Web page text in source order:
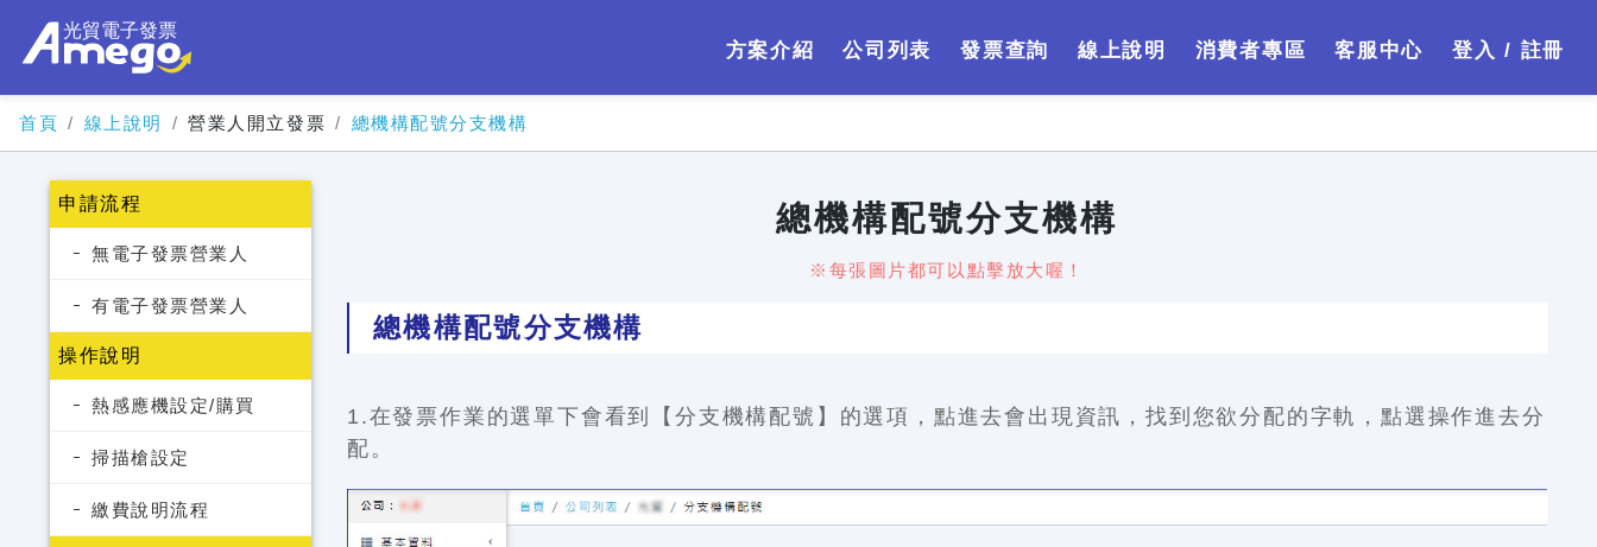
方案介紹 公司列表 發票查詢 線上說明 消費者專區 客服中心 登入 / 註冊
首頁 線上說明 營業人開立發票 總機構配號分支機構
申請流程
無電子發票營業人
有電子發票營業人
操作說明
熱感應機設定/購買
掃描槍設定
繳費說明流程
總機構配號分支機構
※每張圖片都可以點擊放大喔！
總機構配號分支機構
1.在發票作業的選單下會看到【分支機構配號】的選項，點進去會出現資訊，找到您欲分配的字軌，點選操作進去分
配。